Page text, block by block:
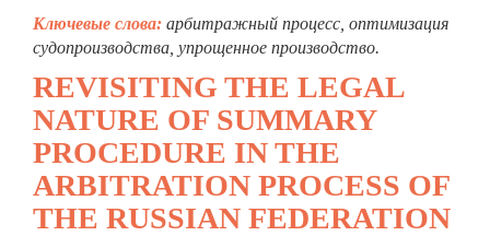
Ключевые слова: арбитражный процесс, оптимизация
судопроизводства, упрощенное производство.
REVISITING THE LEGAL
NATURE OF SUMMARY
PROCEDURE IN THE
ARBITRATION PROCESS OF
THE RUSSIAN FEDERATION